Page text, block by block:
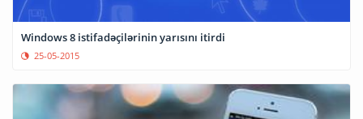
Windows 8 istifadəçilərinin yarısını itirdi
25-05-2015